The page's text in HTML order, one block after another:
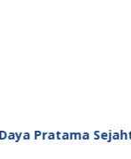
Pratama Sejahtera